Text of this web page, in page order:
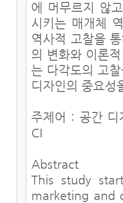
에 머무르지 않
시키는 매개체
역사적 고찰을
의 변화와 이론
는 다각도의 고
디자인의 중요
주제어 : 공간 디
CI
Abstract
This study
marketing and